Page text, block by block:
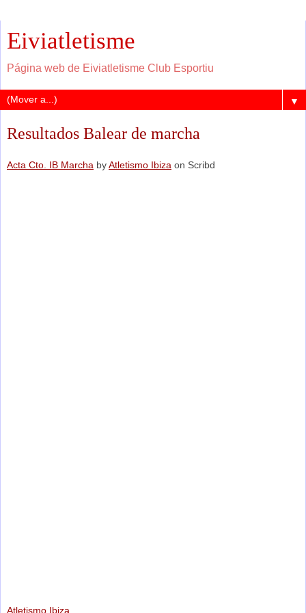
Eiviatletisme
Página web de Eiviatletisme Club Esportiu
▼
Resultados Balear de marcha
Acta Cto. IB Marcha byAtletismo Ibiza on Scribd
Atletismo Ibiza